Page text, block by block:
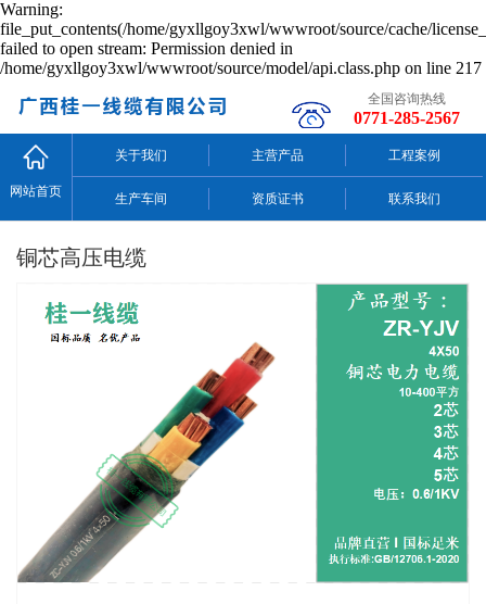
Warning:
file_put_contents(/home/gyxllgoy3xwl/wwwroot/source/cache/
failed to open stream: Permission denied in
/home/gyxllgoy3xwl/wwwroot/source/model/api.class.php on line 217
全国咨询热线
0771-285-2567
网站首页
关于我们 主营产品 工程案例
生产车间 资质证书 联系我们
铜芯高压电缆